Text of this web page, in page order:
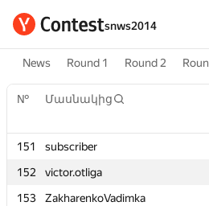
snws2014
News Round 1 Round 2
№ Մասնակից
151 subscriber
152
victor.otliga
153
ZakharenkoVadimka
№ Մասնակից
151 subscriber
152
victor.otliga
153
ZakharenkoVadimka